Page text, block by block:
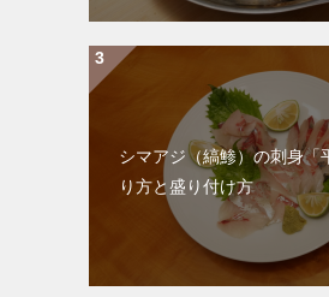
シマアジ（縞鯵）の刺身「
り方と盛り付け方